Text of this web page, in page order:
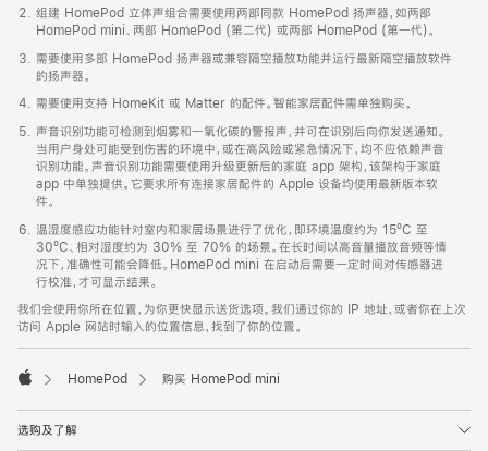
打
开)
组建 HomePod 立体声组合需要使用两部同款 HomePod 扬声器，如两部
HomePod mini、两部 HomePod (第二代) 或两部 HomePod (第一代)。
需要使用多部 HomePod 扬声器或兼容隔空播放功能并运行最新隔空播放软件
的扬声器。
需要使用支持 HomeKit 或 Matter 的配件。智能家居配件需单独购买。
声音识别功能可检测到烟雾和一氧化碳的警报声，并可在识别后向你发送通知。
当用户身处可能受到伤害的环境中，或在高风险或紧急情况下，均不应依赖声音
识别功能。声音识别功能需要使用升级更新后的家庭 app 架构，该架构于家庭
app 中单独提供。它要求所有连接家居配件的 Apple 设备均使用最新版本软
件。
温湿度感应功能针对室内和家居场景进行了优化，即环境温度约为 15ºC 至
30ºC、相对湿度约为 30% 至 70% 的场景。在长时间以高音量播放音频等情
况下，准确性可能会降低。HomePod mini 在启动后需要一定时间对传感器进
行校准，才可显示结果。
我们会使用你所在位置，为你更快显示送货选项。我们通过你的 IP 地址，或者你在上次
访问 Apple 网站时输入的位置信息，找到了你的位置。
HomePod 购买 HomePod mini
选购及了解